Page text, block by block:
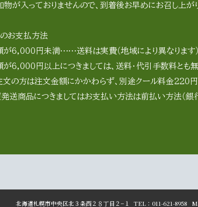
物が入っておりませんので、到着後お早めにお召し上がり
お支払方法
が6,000円未満……送料は実費（地域により異なりま
が6,000円以上につきましては、送料・代引手数料とも無
文の方は注文金額にかかわらず、別途クール料金220円
発送商品につきましてはお支払い方法は前払い方法（銀
北海道札幌市中央区北３条西２８丁目２−１ TEL：011-621-8958